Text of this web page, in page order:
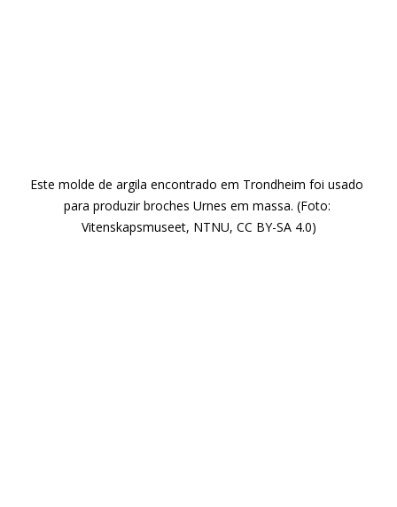
Este molde de argila encontrado em Trondheim foi usado
para produzir broches Urnes em massa. (Foto:
Vitenskapsmuseet, NTNU, CC BY-SA 4.0)